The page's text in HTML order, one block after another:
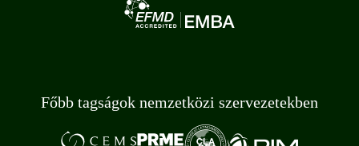
Főbb tagságok nemzetközi szervezetekben